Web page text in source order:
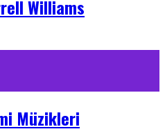
Williams
Müzikleri